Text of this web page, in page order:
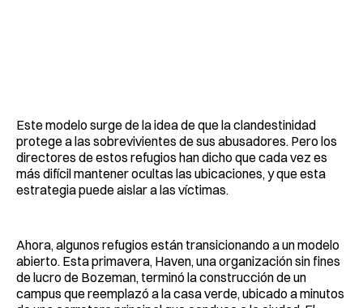
Este modelo surge de la idea de que la clandestinidad
protege a las sobrevivientes de sus abusadores. Pero los
directores de estos refugios han dicho que cada vez es
más difícil mantener ocultas las ubicaciones, y que esta
estrategia puede aislar a las víctimas.
Ahora, algunos refugios están transicionando a un modelo
abierto. Esta primavera, Haven, una organización sin fines
de lucro de Bozeman, terminó la construcción de un
campus que reemplazó a la casa verde, ubicado a minutos